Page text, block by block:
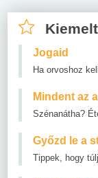
Jogaid
Ha orvoshoz
Mindent az
Szénanátha?
Győzd le a
Tippek, hogy